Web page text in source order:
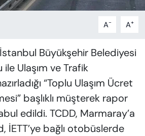
A- A+
İstanbul Büyükşehir Belediyesi
Ulaşım ve Trafik
“Toplu Ulaşım Ücret
başlıklı müşterek rapor
edildi. TCDD, Marmaray’a
İETT’ye bağlı otobüslerde
HABERLERİ